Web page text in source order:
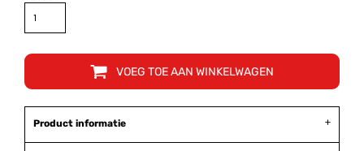
VOEG TOE AAN WINKELWAGEN
Product informatie